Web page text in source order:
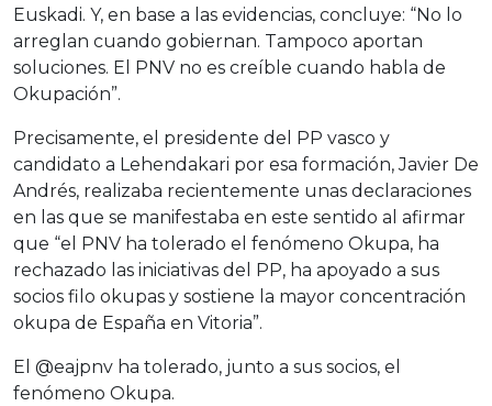
Euskadi. Y, en base a las evidencias, concluye: “No lo
arreglan cuando gobiernan. Tampoco aportan
soluciones. El PNV no es creíble cuando habla de
Okupación”.
Precisamente, el presidente del PP vasco y
candidato a Lehendakari por esa formación, Javier De
Andrés, realizaba recientemente unas declaraciones
en las que se manifestaba en este sentido al afirmar
que “el PNV ha tolerado el fenómeno Okupa, ha
rechazado las iniciativas del PP, ha apoyado a sus
socios filo okupas y sostiene la mayor concentración
okupa de España en Vitoria”.
El @eajpnv ha tolerado, junto a sus socios, el
fenómeno Okupa.